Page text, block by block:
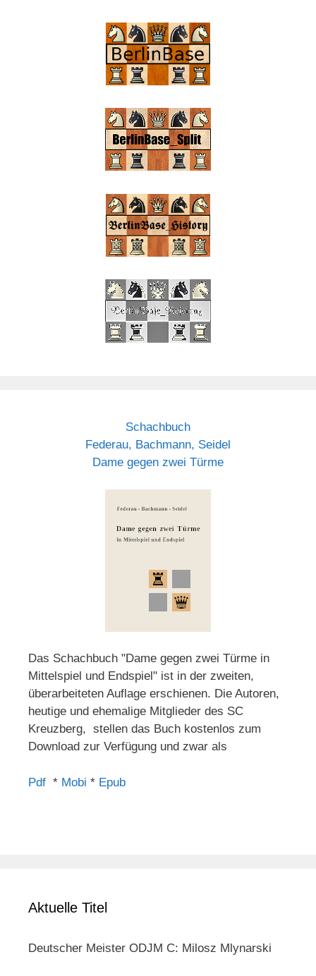
Schachbuch
Federau, Bachmann, Seidel
Dame gegen zwei Türme
Das Schachbuch "Dame gegen zwei Türme in
Mittelspiel und Endspiel" ist in der zweiten,
überarbeiteten Auflage erschienen. Die Autoren,
heutige und ehemalige Mitglieder des SC
Kreuzberg, stellen das Buch kostenlos zum
Download zur Verfügung und zwar als
Pdf * Mobi * Epub
Aktuelle Titel
Deutscher Meister ODJM C: Milosz Mlynarski